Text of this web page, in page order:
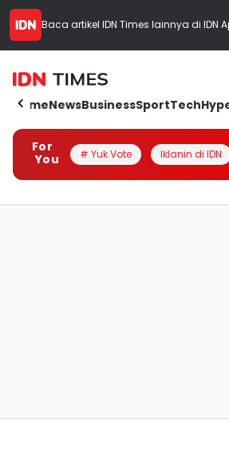
Baca artikel IDN Times lainnya di IDN
HomeNewsBusinessSportTech
For
You
# Yuk Vote Iklanin di IDN